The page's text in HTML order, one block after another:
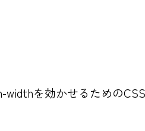
を効かせるための